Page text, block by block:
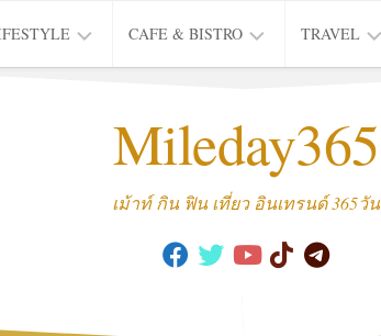
CAFE & BISTRO
CAFE
TRAVEL
THAI
TRIP
Mileday365
เม้าท์ กิน ฟิน เที่ยว อินเทรนด์ 365วัน